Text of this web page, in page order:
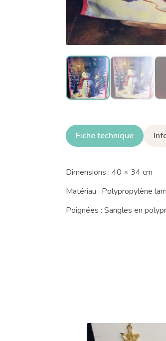
Fiche technique
Dimensions : 40 × 34 cm
Matériau : Polypropylène
Poignées : Sangles en